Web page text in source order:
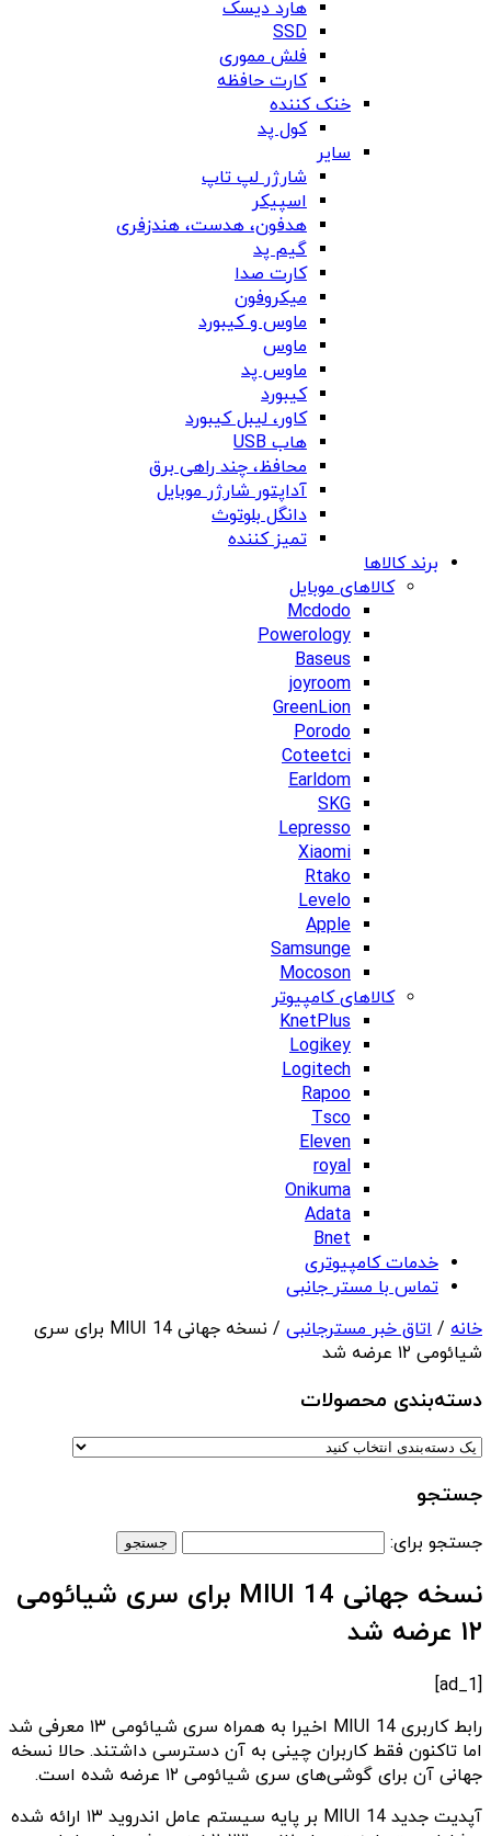
هارد دیسک
SSD
فلش مموری
کارت حافظه
خنک کننده
کول پد
سایر
شارژر لپ تاپ
اسپیکر
هدفون، هدست، هندزفری
گیم پد
کارت صدا
میکروفون
ماوس و کیبورد
ماوس
ماوس پد
کیبورد
کاور، لیبل کیبورد
هاب USB
محافظ، چند راهی برق
آداپتور شارژر موبایل
دانگل بلوتوث
تمیز کننده
برند کالاها
کالاهای موبایل
Mcdodo
Powerology
Baseus
joyroom
GreenLion
Porodo
Coteetci
Earldom
SKG
Lepresso
Xiaomi
Rtako
Levelo
Apple
Samsunge
Mocoson
کالاهای کامپیوتر
KnetPlus
Logikey
Logitech
Rapoo
Tsco
Eleven
royal
Onikuma
Adata
Bnet
خدمات کامپیوتری
تماس با مستر جانبی
خانه / اتاق خبر مسترجانبی
/ نسخه جهانی MIUI 14 برای سری
شیائومی ۱۲ عرضه شد
دسته‌بندی‌ محصولات
جستجو
جستجو برای:
نسخه جهانی MIUI 14 برای سری شیائومی
۱۲ عرضه شد
[ad_1]
رابط کاربری MIUI 14 اخیرا به همراه سری شیائومی ۱۳ معرفی شد
اما تاکنون فقط کاربران چینی به آن دسترسی داشتند. حالا نسخه
جهانی آن برای گوشی‌های سری شیائومی ۱۲ عرضه شده است.
آپدیت جدید MIUI 14 بر پایه سیستم عامل اندروید ۱۳ ارائه شده